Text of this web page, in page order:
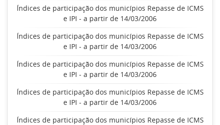
Índices de participação dos municípios Repasse de ICMS
e IPI - a partir de 14/03/2006
Índices de participação dos municípios Repasse de ICMS
e IPI - a partir de 14/03/2006
Índices de participação dos municípios Repasse de ICMS
e IPI - a partir de 14/03/2006
Índices de participação dos municípios Repasse de ICMS
e IPI - a partir de 14/03/2006
Índices de participação dos municípios Repasse de ICMS